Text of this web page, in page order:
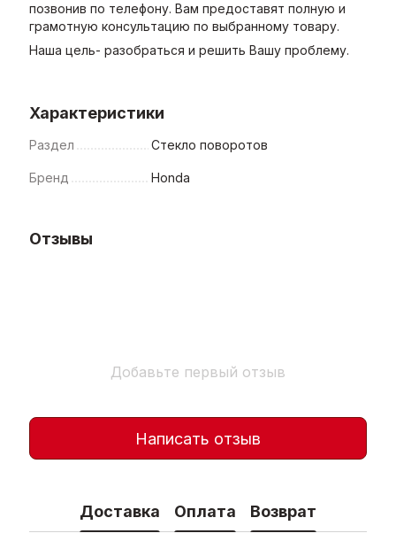
позвонив по телефону. Вам предоставят полную и
грамотную консультацию по выбранному товару.
Наша цель- разобраться и решить Вашу проблему.
Характеристики
Раздел Стекло поворотов
Бренд Honda
Отзывы
Добавьте первый отзыв
Написать отзыв
Доставка Оплата Возврат